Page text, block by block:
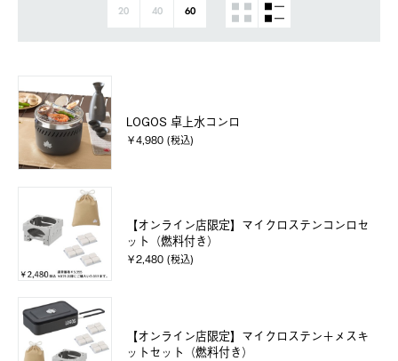
20 40 60
LOGOS 卓上水コンロ
￥4,980 (税込)
【オンライン店限定】マイクロステンコンロセ
ット（燃料付き）
￥2,480 (税込)
【オンライン店限定】マイクロステン＋メスキ
ットセット（燃料付き）